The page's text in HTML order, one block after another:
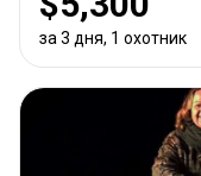
за 3 дня, 1 охотник